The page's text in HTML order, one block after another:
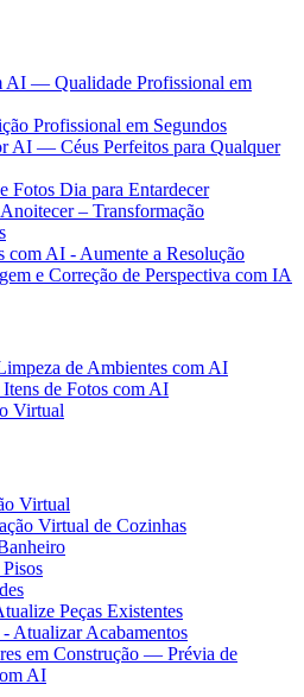
AI — Qualidade Profissional em
Profissional em Segundos
AI — Céus Perfeitos para Qualquer
Fotos Dia para Entardecer
– Transformação
com AI - Aumente a Resolução
e Correção de Perspectiva com IA
de Ambientes com AI
de Fotos com AI
Virtual
Virtual
Virtual de Cozinhas
Peças Existentes
Atualizar Acabamentos
em Construção — Prévia de
AI